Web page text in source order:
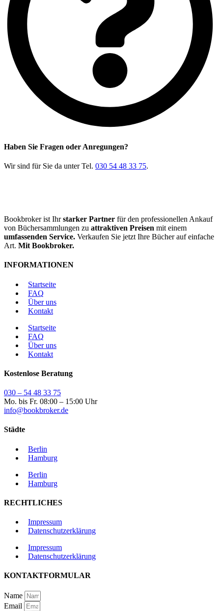
Haben Sie Fragen oder Anregungen?
Wir sind für Sie da unter Tel. 030 54 48 33 75.
Bookbroker ist Ihrstarker Partner für den professionellen Ankauf
von Büchersammlungen zu attraktiven Preisen mit einem
umfassenden Service. Verkaufen Sie jetzt Ihre Bücher auf einfache
Art. Mit Bookbroker.
INFORMATIONEN
Startseite
FAQ
Über uns
Kontakt
Startseite
FAQ
Über uns
Kontakt
Kostenlose Beratung
030 – 54 48 33 75
Mo. bis Fr. 08:00 – 15:00 Uhr
info@bookbroker.de
Städte
Berlin
Hamburg
Berlin
Hamburg
RECHTLICHES
Impressum
Datenschutzerklärung
Impressum
Datenschutzerklärung
KONTAKTFORMULAR
Name
Email